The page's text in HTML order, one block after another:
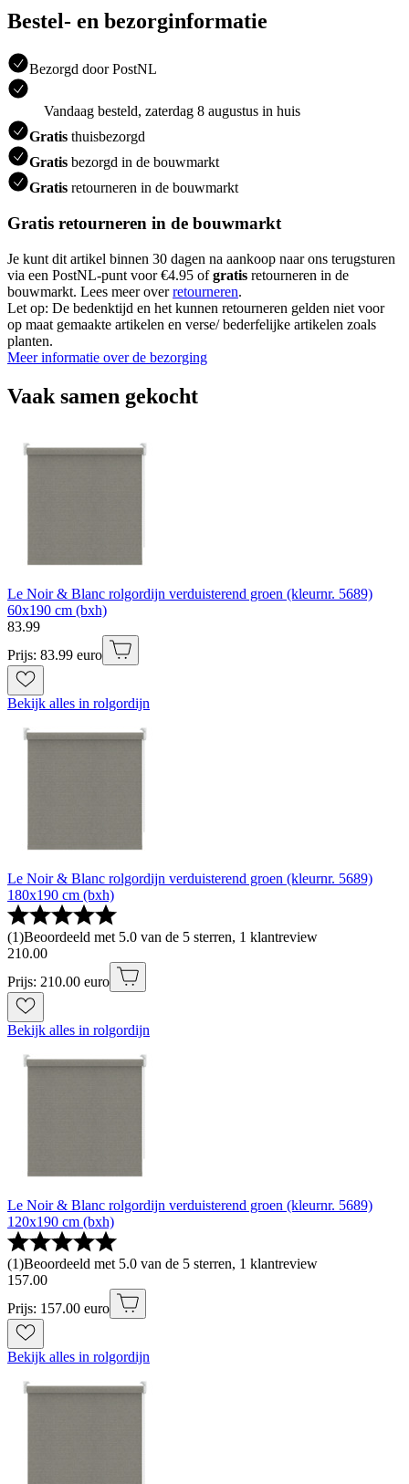
Bestel- en bezorginformatie
Bezorgd door PostNL
Vandaag besteld, zaterdag 8 augustus in huis
Gratis thuisbezorgd
Gratis bezorgd in de bouwmarkt
Gratis retourneren in de bouwmarkt
Gratis retourneren in de bouwmarkt
Je kunt dit artikel binnen 30 dagen na aankoop naar ons terugsturen
via een PostNL-punt voor €4.95 ofgratis retourneren in de
bouwmarkt. Lees meer overretourneren.
Let op: De bedenktijd en het kunnen retourneren gelden niet voor
op maat gemaakte artikelen en verse/ bederfelijke artikelen zoals
planten.
Meer informatie over de bezorging
Vaak samen gekocht
Le Noir & Blanc rolgordijn verduisterend groen (kleurnr. 5689)
60x190 cm (bxh)
83.99
Prijs: 83.99 euro
Bekijk alles in rolgordijn
Le Noir & Blanc rolgordijn verduisterend groen (kleurnr. 5689)
180x190 cm (bxh)
(1)Beoordeeld met 5.0 van de 5 sterren, 1 klantreview
210.00
Prijs: 210.00 euro
Bekijk alles in rolgordijn
Le Noir & Blanc rolgordijn verduisterend groen (kleurnr. 5689)
120x190 cm (bxh)
(1)Beoordeeld met 5.0 van de 5 sterren, 1 klantreview
157.00
Prijs: 157.00 euro
Bekijk alles in rolgordijn